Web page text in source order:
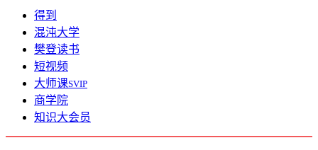
得到
混沌大学
樊登读书
短视频
大师课SVIP
商学院
知识大会员